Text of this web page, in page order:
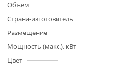
Объём
Страна-изготовитель
Размещение
Мощность (макс.), кВт
Цвет